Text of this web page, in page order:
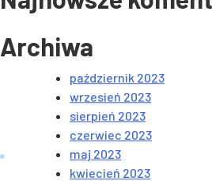
Archiwa
październik 2023
wrzesień 2023
sierpień 2023
czerwiec 2023
maj 2023
kwiecień 2023